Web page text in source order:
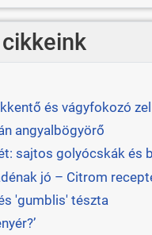
és vágyfokozó
angyalbögyörő
sajtos golyócskák és
jó – Citrom
'gumblis' tészta